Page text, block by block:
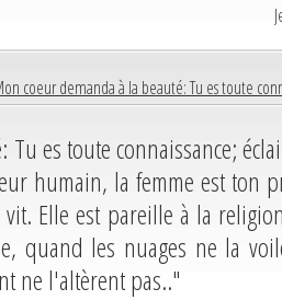
coeur demanda à la beauté: Tu es toute
es toute connaissance;
humain, la femme est ton
Elle est pareille à la
quand les nuages ne la
ne l'altèrent pas.."